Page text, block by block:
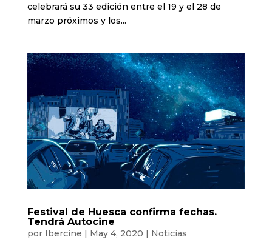
celebrará su 33 edición entre el 19 y el 28 de
marzo próximos y los...
Festival de Huesca confirma fechas.
Tendrá Autocine
por Ibercine May 4, 2020 Noticias